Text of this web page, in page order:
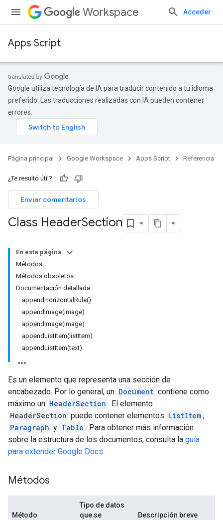
Workspace Acceder
Apps Script
Google utiliza tecnología de IA para traducir contenido a tu idioma
preferido. Las traducciones realizadas con IA pueden contener
errores.
Página principal Google Workspace Apps Script Referencia
¿Te resultó útil?
Enviar comentarios
Class HeaderSection
En esta página
Métodos
Métodos obsoletos
Documentación detallada
appendHorizontalRule()
appendImage(image)
appendImage(image)
appendListItem(listItem)
appendListItem(text)
Es un elemento que representa una sección de
encabezado. Por lo general, un Document contiene como
máximo un HeaderSection . El elemento
HeaderSection puede contener elementos ListItem ,
Paragraph y Table . Para obtener más información
sobre la estructura de los documentos, consulta la guía
para extender Google Docs.
Métodos
Método
Tipo de datos
que se
Descripción breve